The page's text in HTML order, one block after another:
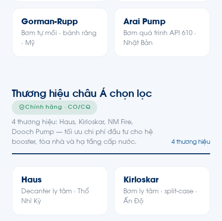
Gorman-Rupp
Bơm tự mồi · bánh răng
· Mỹ
Arai Pump
Bơm quá trình API 610 ·
Nhật Bản
Thương hiệu châu Á chọn lọc
Chính hãng · CO/CQ
4 thương hiệu: Haus, Kirloskar, NM Fire,
Dooch Pump — tối ưu chi phí đầu tư cho hệ
booster, tòa nhà và hạ tầng cấp nước.
4 thương hiệu
Haus
Decanter ly tâm · Thổ
Nhĩ Kỳ
KIKirloskar
Bơm ly tâm · split-case ·
Ấn Độ